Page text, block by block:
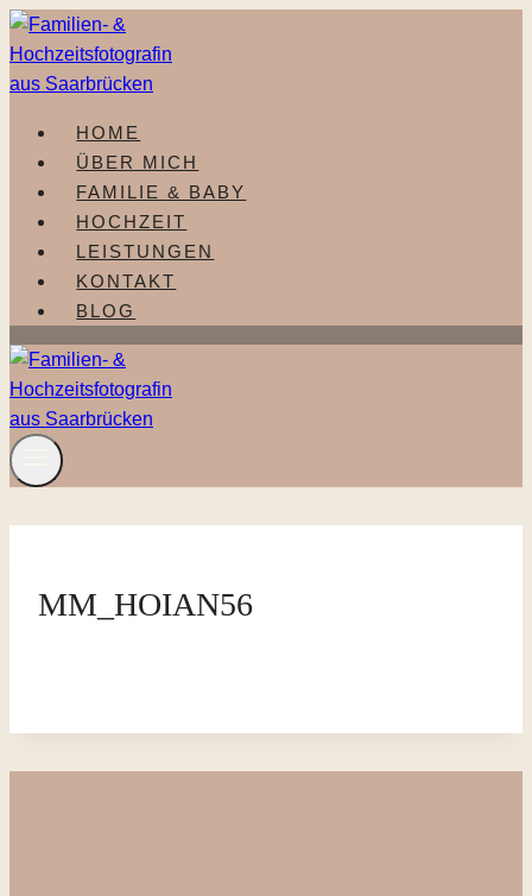
Zum
Inhalt
springen
HOME
ÜBER MICH
FAMILIE & BABY
HOCHZEIT
LEISTUNGEN
KONTAKT
BLOG
MM_HOIAN56